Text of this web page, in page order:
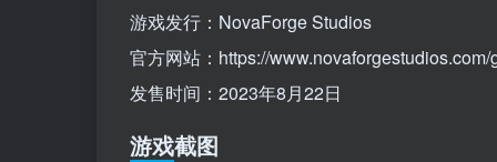
游戏发行：NovaForge Studios
官方网站：https://
发售时间：2023年8月22日
游戏截图